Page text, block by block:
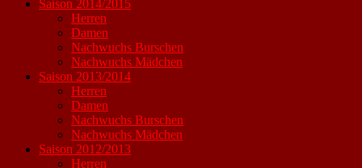
Saison 2014/2015
Herren
Damen
Nachwuchs Burschen
Nachwuchs Mädchen
Saison 2013/2014
Herren
Damen
Nachwuchs Burschen
Nachwuchs Mädchen
Saison 2012/2013
Herren